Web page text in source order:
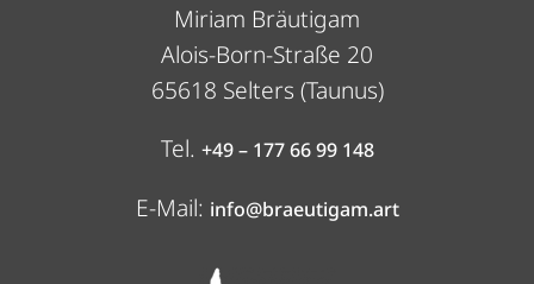
Miriam Bräutigam
Alois-Born-Straße 20
65618 Selters (Taunus)
Tel. +49 – 177 66 99 148
E-Mail: info@braeutigam.art